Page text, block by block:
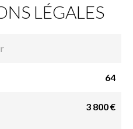
LÉGALES
64
3 800 €